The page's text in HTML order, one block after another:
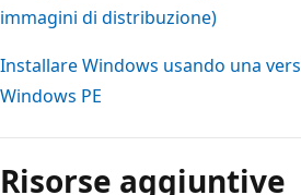
immagini di distribuzione)
Installare Windows usando una
Windows PE
Risorse aggiuntive